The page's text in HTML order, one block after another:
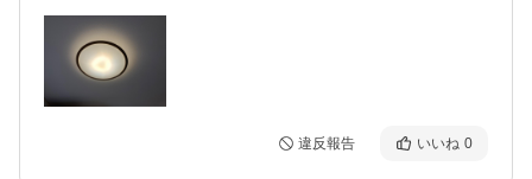
違反報告 いいね 0